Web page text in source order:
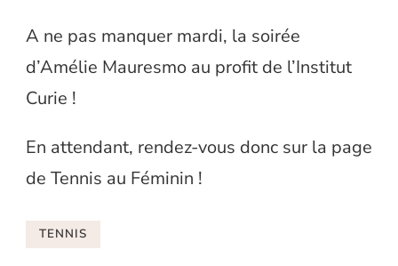
A ne pas manquer mardi, la soirée
d’Amélie Mauresmo au profit de l’Institut
Curie !
En attendant, rendez-vous donc sur la page
de Tennis au Féminin !
TENNIS